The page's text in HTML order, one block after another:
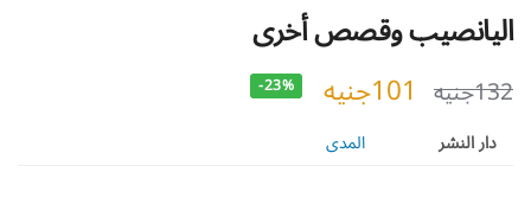
اليانصيب وقصص أخرى
132جنيه 101جنيه -23%
دار النشر المدى